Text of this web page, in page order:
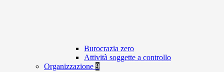
Burocrazia zero
Attività soggette a controllo
Organizzazione 9